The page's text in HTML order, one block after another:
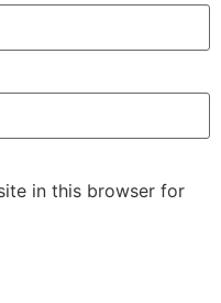
in this browser for